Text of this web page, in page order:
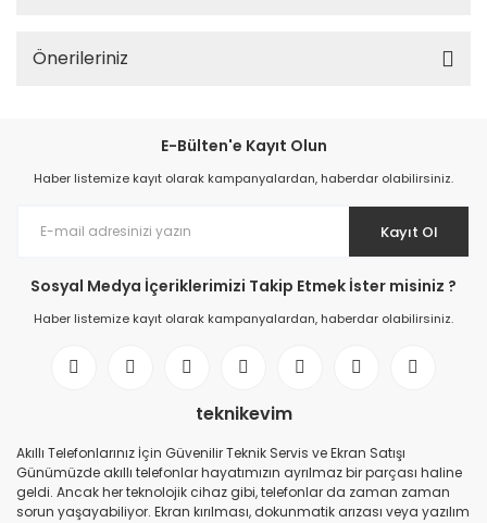
Önerileriniz
E-Bülten'e Kayıt Olun
Haber listemize kayıt olarak kampanyalardan, haberdar olabilirsiniz.
Kayıt Ol
Sosyal Medya İçeriklerimizi Takip Etmek İster misiniz ?
Haber listemize kayıt olarak kampanyalardan, haberdar olabilirsiniz.
teknikevim
Akıllı Telefonlarınız İçin Güvenilir Teknik Servis ve Ekran Satışı
Günümüzde akıllı telefonlar hayatımızın ayrılmaz bir parçası haline
geldi. Ancak her teknolojik cihaz gibi, telefonlar da zaman zaman
sorun yaşayabiliyor. Ekran kırılması, dokunmatik arızası veya yazılım